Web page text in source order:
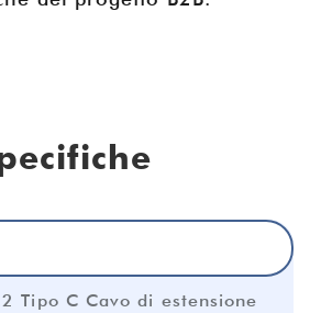
Tipo C Cavo di estensione